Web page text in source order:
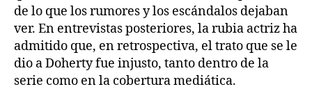
de lo que los rumores y los escándalos dejaban
ver. En entrevistas posteriores, la rubia actriz ha
admitido que, en retrospectiva, el trato que se le
dio a Doherty fue injusto, tanto dentro de la
serie como en la cobertura mediática.